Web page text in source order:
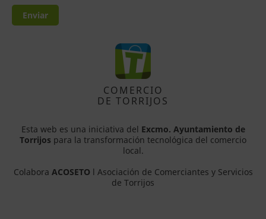
Enviar
COMERCIO
DE TORRIJOS
Esta web es una iniciativa del Excmo. Ayuntamiento de
Torrijos para la transformación tecnológica del comercio
local.
Colabora ACOSETO l Asociación de Comerciantes y Servicios
de Torrijos